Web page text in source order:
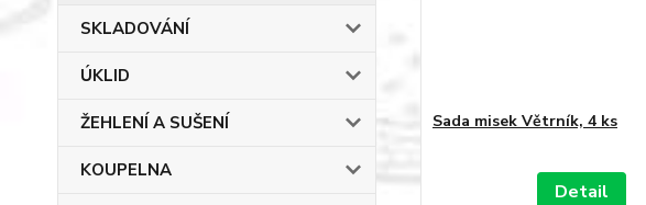
SKLADOVÁNÍ
ÚKLID
ŽEHLENÍ A SUŠENÍ
KOUPELNA
Sada misek Větrník, 4 ks
Detail